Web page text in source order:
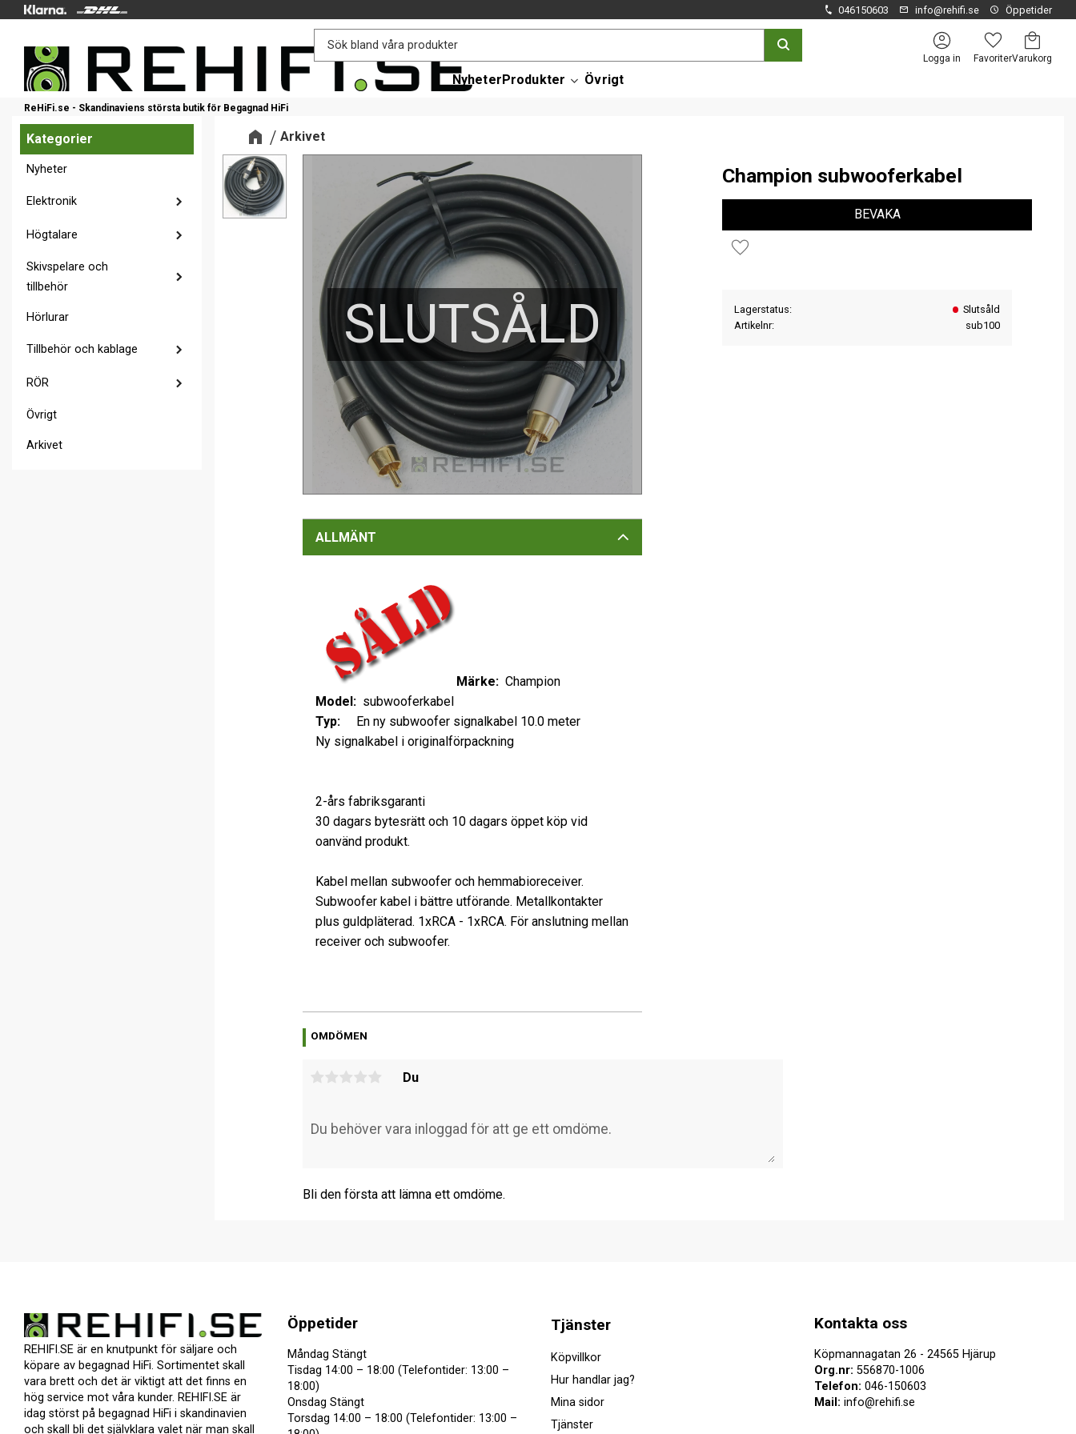
046150603 info@rehifi.se Öppetider
ReHiFi.se - Skandinaviens största butik för Begagnad HiFi
Logga in
Favoriter
Kundvagn
NyheterProdukter Övrigt
Arkivet
Champion subwooferkabel
SLUTSÅLD
Lägg till i favoriter
BEVAKA
Lagerstatus
Slutsåld
Artikelnr
sub100
ALLMÄNT
Märke: Champion
Model: subwooferkabel
Typ:
En ny subwoofer signalkabel 10.0 meter
Ny signalkabel i originalförpackning
2-års fabriksgaranti
30 dagars bytesrätt och 10 dagars öppet köp vid
oanvänd produkt.
Kabel mellan subwoofer och hemmabioreceiver.
Subwoofer kabel i bättre utförande. Metallkontakter
plus guldpläterad. 1xRCA - 1xRCA. För anslutning mellan
receiver och subwoofer.
OMDÖMEN
Du
Bli den första att lämna ett omdöme.
Kategorier
Nyheter
Elektronik
Högtalare
Skivspelare och
tillbehör
Hörlurar
Tillbehör och kablage
RÖR
Övrigt
Arkivet
REHIFI.SE är en knutpunkt för säljare och
köpare av begagnad HiFi. Sortimentet skall
vara brett och det är viktigt att det finns en
hög service mot våra kunder. REHIFI.SE är
idag störst på begagnad HiFi i skandinavien
och skall bli det självklara valet när man skall
Öppetider
Måndag Stängt
Tisdag 14:00 – 18:00 (Telefontider: 13:00 –
18:00)
Onsdag Stängt
Torsdag 14:00 – 18:00 (Telefontider: 13:00 –
Kontakta oss
Köpmannagatan 26 - 24565 Hjärup
Org.nr: 556870-1006
Telefon: 046-150603
Mail: info@rehifi.se
Tjänster
Köpvillkor
Hur handlar jag?
Mina sidor
Tjänster